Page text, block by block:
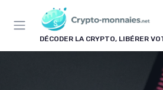
DÉCODER LA CRYPTO, LIBÉRER
Panneau de gestion des cookies